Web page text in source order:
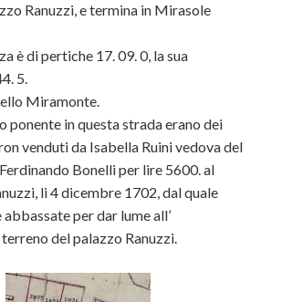
Ranuzzi, e termina in Mirasole
è di pertiche 17. 09. 0, la sua
5.
Miramonte.
ponente in questa strada erano dei
venduti da Isabella Ruini vedova del
Bonelli per lire 5600. al
li 4 dicembre 1702, dal quale
per dar lume all’
del palazzo Ranuzzi.